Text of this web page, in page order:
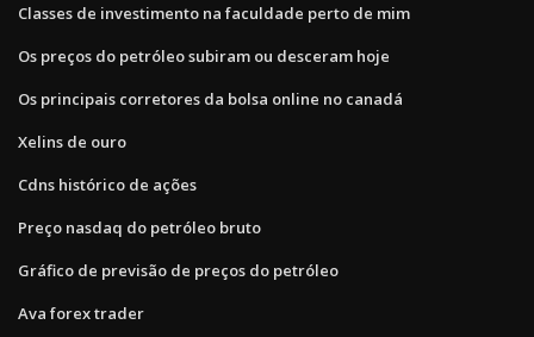
Classes de investimento na faculdade perto de mim
Os preços do petróleo subiram ou desceram hoje
Os principais corretores da bolsa online no canadá
Xelins de ouro
Cdns histórico de ações
Preço nasdaq do petróleo bruto
Gráfico de previsão de preços do petróleo
Ava forex trader